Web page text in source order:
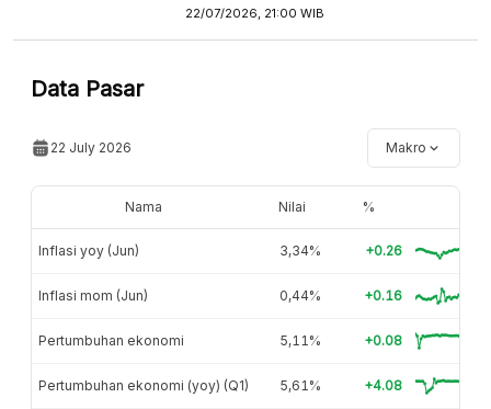
22/07/2026, 21:00 WIB
Data Pasar
22 July 2026 Makro
Nama Nilai %
Inflasi yoy (Jun) 3,34% +0.26
Inflasi mom (Jun) 0,44% +0.16
Pertumbuhan ekonomi 5,11% +0.08
Pertumbuhan ekonomi (yoy) (Q1) 5,61% +4.08